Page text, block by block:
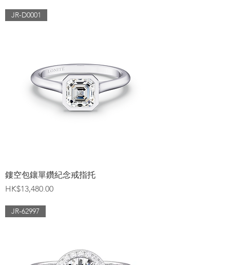
JR-D0001
鏤空包鑲單鑽紀念戒指托
價格
HK$13,480.00
JR-62997